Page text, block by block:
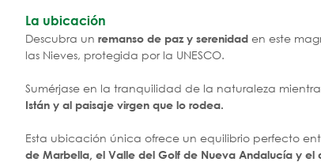
La ubicación
Descubra un remanso de paz y serenidad en este
las Nieves, protegida por la UNESCO.
Sumérjase en la tranquilidad de la naturaleza
Istán y al paisaje virgen que lo rodea.
Esta ubicación única ofrece un equilibrio perfecto
de Marbella, el Valle del Golf de Nueva Andalucía y el